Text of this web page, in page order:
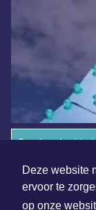
Deze website
ervoor te
op onze
Overige
Algemene